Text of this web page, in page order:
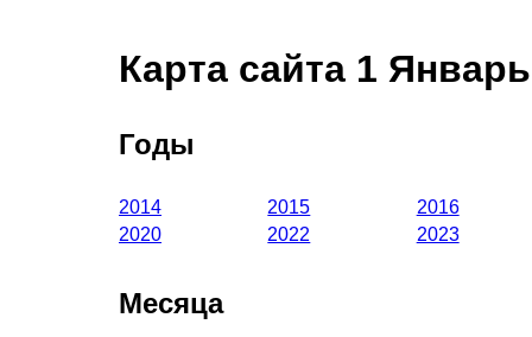
Карта сайта 1
Годы
2014 2015
2016
2020
2022 2023
Месяца